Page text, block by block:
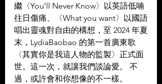
繼〈You’ll Never Know〉以英語低喃
往日傷痛、〈What you want〉以國語
唱出靈魂對自由的構想，至 2024 年夏
末，LydiaBaobao 的第一首廣東歌
〈其實你是我這人物的監製〉正式面
世。這一次，就讓我們談論愛。 不
過，或許會和你想像的不一樣。